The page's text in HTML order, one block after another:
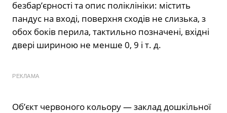
безбар’єрності та опис поліклініки: містить
пандус на вході, поверхня сходів не слизька, з
обох боків перила, тактильно позначені, вхідні
двері шириною не менше 0, 9 і т. д.
РЕКЛАМА
Об’єкт червоного кольору — заклад дошкільної